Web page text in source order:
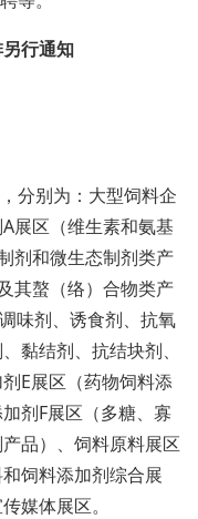
行通知
分别为：大型饲料企
展区（维生素和氨基
剂和微生态制剂类产
其螯（络）合物类产
味剂、诱食剂、抗氧
黏结剂、抗结块剂、
E展区（药物饲料添
剂F展区（多糖、寡
品）、饲料原料展区
饲料添加剂综合展
媒体展区。